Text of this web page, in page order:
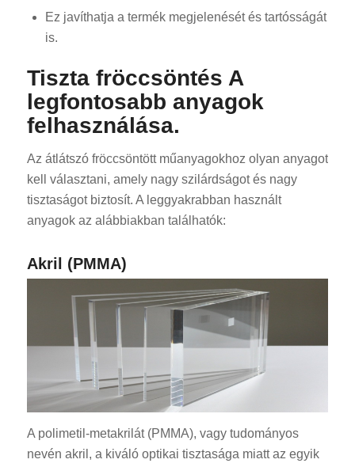
Ez javíthatja a termék megjelenését és tartósságát
is.
Tiszta fröccsöntés A
legfontosabb anyagok
felhasználása.
Az átlátszó fröccsöntött műanyagokhoz olyan anyagot
kell választani, amely nagy szilárdságot és nagy
tisztaságot biztosít. A leggyakrabban használt
anyagok az alábbiakban találhatók:
Akril (PMMA)
A polimetil-metakrilát (PMMA), vagy tudományos
nevén akril, a kiváló optikai tisztasága miatt az egyik